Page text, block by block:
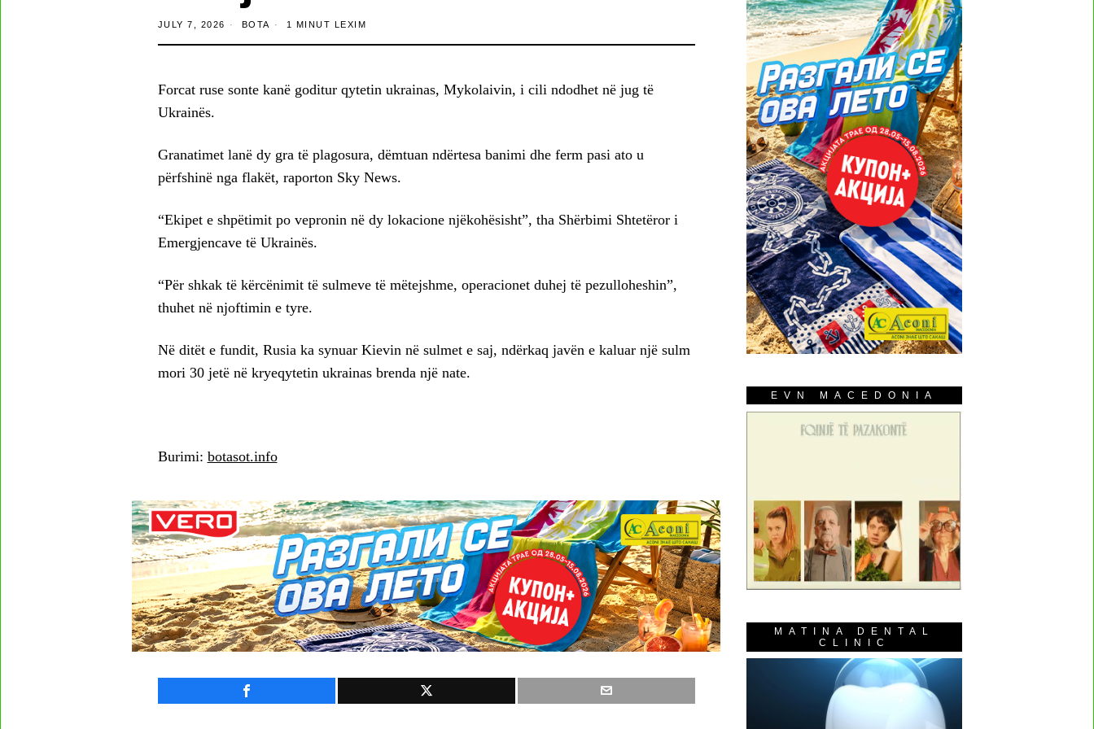
JULY 7, 2026 BOTA 1 MINUT LEXIM
Forcat ruse sonte kanë goditur qytetin ukrainas, Mykolaivin, i cili ndodhet në jug të
Ukrainës.
Granatimet lanë dy gra të plagosura, dëmtuan ndërtesa banimi dhe ferm pasi ato u
përfshinë nga flakët, raporton Sky News.
“Ekipet e shpëtimit po vepronin në dy lokacione njëkohësisht”, tha Shërbimi Shtetëror i
Emergjencave të Ukrainës.
“Për shkak të kërcënimit të sulmeve të mëtejshme, operacionet duhej të pezulloheshin”,
thuhet në njoftimin e tyre.
Në ditët e fundit, Rusia ka synuar Kievin në sulmet e saj, ndërkaq javën e kaluar një sulm
mori 30 jetë në kryeqytetin ukrainas brenda një nate.
Burimi: botasot.info
EVN MACEDONIA
MATINA DENTAL
CLINIC